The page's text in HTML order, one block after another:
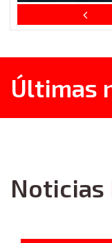
Últimas
Noticias